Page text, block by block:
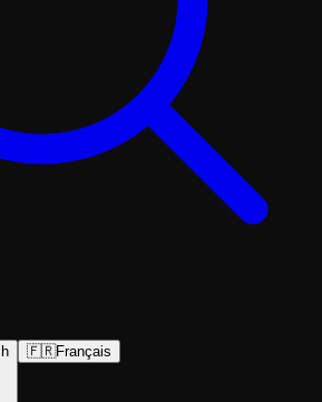
🇫🇷Français